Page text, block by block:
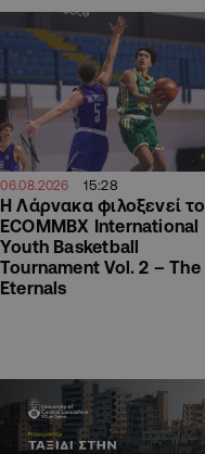
06.08.2026 15:28
Η Λάρνακα φιλοξενεί το
ECOMMBX International
Youth Basketball
Tournament Vol. 2 – The
Eternals